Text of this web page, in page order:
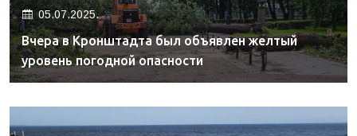
05.07.2025.
Вчера в Кронштадта был объявлен желтый
уровень погодной опасности